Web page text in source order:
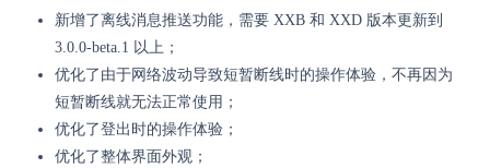
新增了离线消息推送功能，需要 XXB 和 XXD 版本更新到
3.0.0-beta.1 以上；
优化了由于网络波动导致短暂断线时的操作体验，不再因为
短暂断线就无法正常使用；
优化了登出时的操作体验；
优化了整体界面外观；